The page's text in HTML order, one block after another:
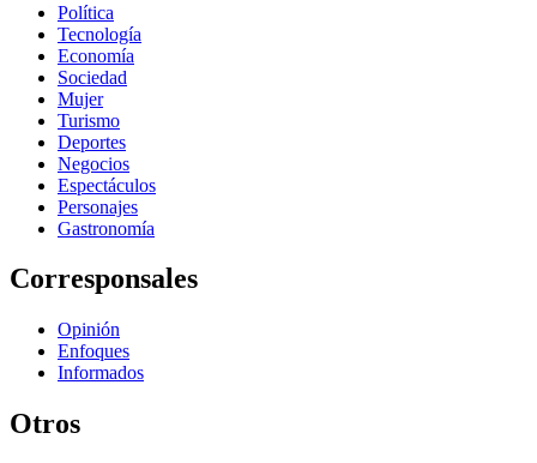
Política
Tecnología
Economía
Sociedad
Mujer
Turismo
Deportes
Negocios
Espectáculos
Personajes
Gastronomía
Corresponsales
Opinión
Enfoques
Informados
Otros